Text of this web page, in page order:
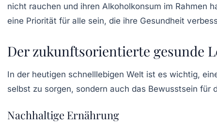
nicht rauchen und ihren Alkoholkonsum im Rahmen
eine Priorität für alle sein, die ihre Gesundheit
Der zukunftsorientierte gesunde
In der heutigen schnelllebigen Welt ist es wichtig,
selbst zu sorgen, sondern auch das Bewusstsein für
Nachhaltige Ernährung